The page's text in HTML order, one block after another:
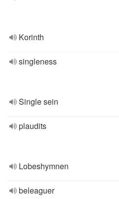
Korinth
singleness
Single sein
plaudits
Lobeshymnen
beleaguer